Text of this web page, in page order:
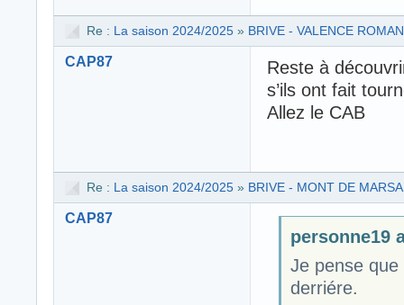
Re : La saison 2024/2025 » BRIVE - VALENCE
CAP87
Reste à
s’ils ont fait
Allez le CAB
Re : La saison 2024/2025 » BRIVE - MONT DE
CAP87
personne19
Je pense
derriére.